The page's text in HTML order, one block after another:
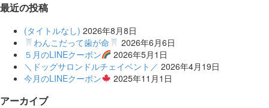
最近の投稿
(タイトルなし) 2026年8月8日
わんこだって歯が命
2026年6月6日
５月のLINEクーポン
2026年5月1日
＼ドッグサロンドルチェイベント／ 2026年4月19日
今月のLINEクーポン
2025年11月1日
アーカイブ